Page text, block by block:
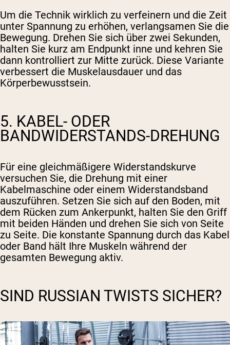
Um die Technik wirklich zu verfeinern und die Zeit
unter Spannung zu erhöhen, verlangsamen Sie die
Bewegung. Drehen Sie sich über zwei Sekunden,
halten Sie kurz am Endpunkt inne und kehren Sie
dann kontrolliert zur Mitte zurück. Diese Variante
verbessert die Muskelausdauer und das
Körperbewusstsein.
5. KABEL- ODER
BANDWIDERSTANDS-DREHUNG
Für eine gleichmäßigere Widerstandskurve
versuchen Sie, die Drehung mit einer
Kabelmaschine oder einem Widerstandsband
auszuführen. Setzen Sie sich auf den Boden, mit
dem Rücken zum Ankerpunkt, halten Sie den Griff
mit beiden Händen und drehen Sie sich von Seite
zu Seite. Die konstante Spannung durch das Kabel
oder Band hält Ihre Muskeln während der
gesamten Bewegung aktiv.
SIND RUSSIAN TWISTS SICHER?